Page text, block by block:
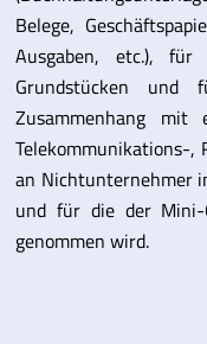
Belege,
Ausgaben, etc.),
Grundstücken
Zusammenhang mit
Telekommunikations-,
an Nichtunternehmer
und für die der Mini-
genommen wird.